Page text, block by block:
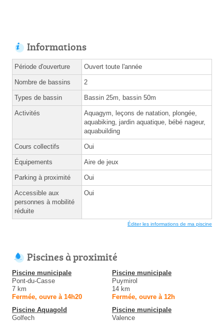
Informations
Période d'ouverture Ouvert toute l'année
Nombre de bassins 2
Types de bassin Bassin 25m, bassin 50m
Activités
Aquagym, leçons de natation, plongée,
aquabiking, jardin aquatique, bébé nageur,
aquabuilding
Cours collectifs Oui
Équipements Aire de jeux
Parking à proximité Oui
Accessible aux
personnes à mobilité
réduite
Oui
Éditer les informations de ma piscine
Piscines à proximité
Piscine municipale
Pont-du-Casse
7 km
Fermée, ouvre à 14h20
Piscine municipale
Puymirol
14 km
Fermée, ouvre à 12h
Piscine Aquagold
Golfech
Piscine municipale
Valence